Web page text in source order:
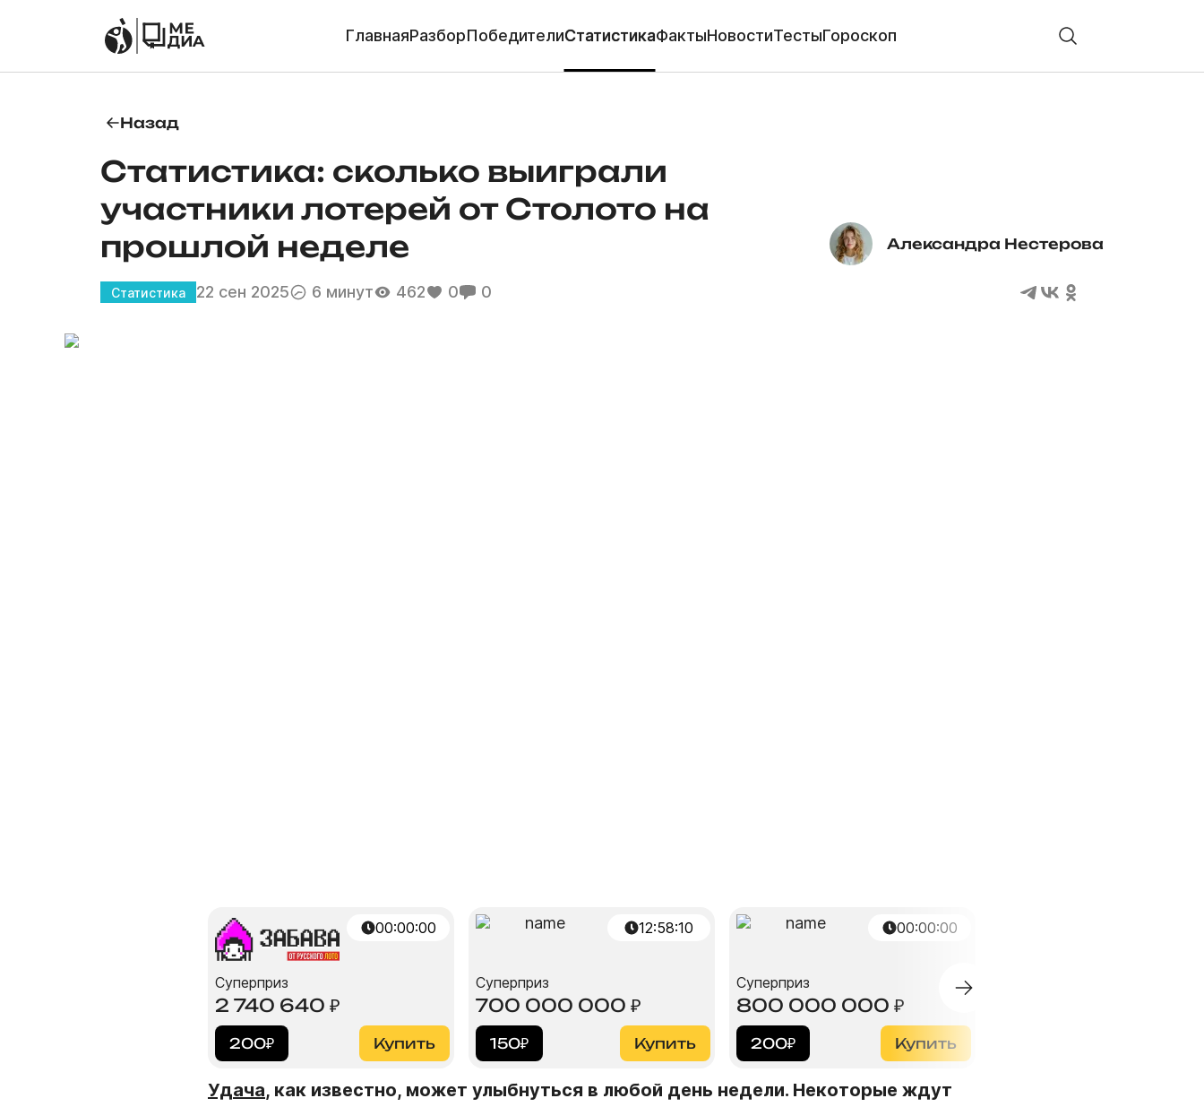
ГлавнаяРазборПобедителиСтатистикаФактыНовостиТестыГороскоп
Назад
Статистика: сколько выиграли
участники лотерей от Столото на
прошлой неделе
Александра Нестерова
Статистика 22 сен 2025 6 минут 462 0 0
00:00:00
Суперприз
2 740 640 ₽
200₽ Купить
12:58:09
Суперприз
700 000 000 ₽
150₽ Купить
00:00:00
Суперприз
800 000 000 ₽
200₽ Купить
Удача, как известно, может улыбнуться в любой день недели. Некоторые ждут